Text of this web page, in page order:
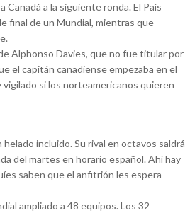
Canadá a la siguiente ronda. El País
final de un Mundial, mientras que
Alphonso Davies, que no fue titular por
el capitán canadiense empezaba en el
si los norteamericanos quieren
incluido. Su rival en octavos saldrá
del martes en horario español. Ahí hay
saben que el anfitrión les espera
ampliado a 48 equipos. Los 32